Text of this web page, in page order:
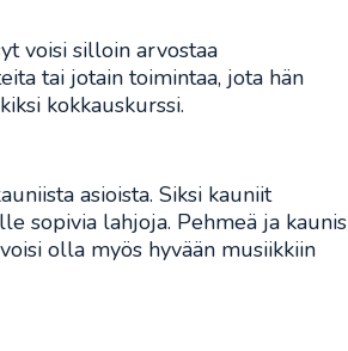
voisi silloin arvostaa
tai jotain toimintaa, jota hän
kokkauskurssi.
asioista. Siksi kauniit
sopivia lahjoja. Pehmeä ja kaunis
olla myös hyvään musiikkiin